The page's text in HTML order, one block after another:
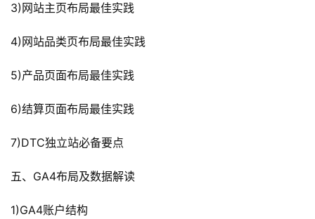
3)网站主页布局最佳实践
4)网站品类页布局最佳实践
5)产品页面布局最佳实践
6)结算页面布局最佳实践
7)DTC独立站必备要点
五、GA4布局及数据解读
1)GA4账户结构